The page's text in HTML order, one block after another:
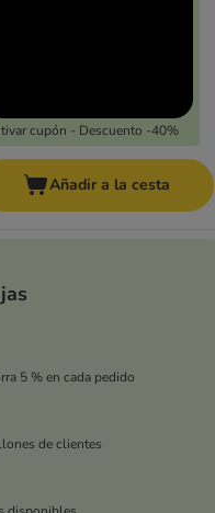
cupón - Descuento -40%
Añadir a la cesta
5 % en cada pedido
de clientes